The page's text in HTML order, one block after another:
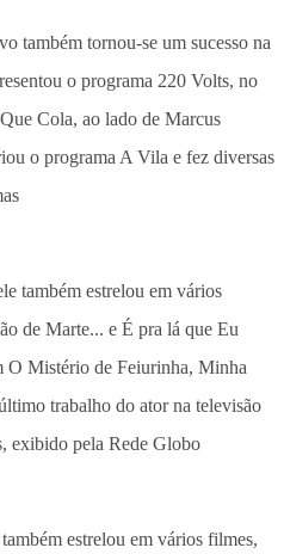
também tornou-se um sucesso na
o programa 220 Volts, no
Cola, ao lado de Marcus
o programa A Vila e fez diversas
estrelou em vários filmes,